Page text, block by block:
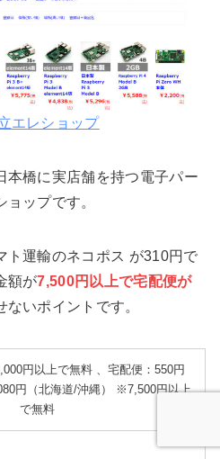
エレショップ
本橋に実店舗を持つ電子パー
ップです。
ト運輸のネコポス が310円で
額が7,500円以上で宅配便が
いポイントです。
円以上で無料、宅配便：550円
円（北海道/沖縄）
※7,500円以上
で無料